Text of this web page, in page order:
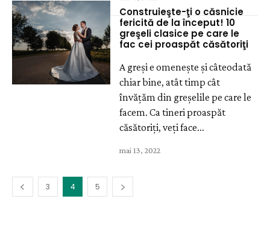
Construieşte-ţi o căsnicie
fericită de la început! 10
greşeli clasice pe care le
fac cei proaspăt căsătoriţi
A greşi e omeneşte şi câteodată
chiar bine, atât timp cât
învăţăm din greşelile pe care le
facem. Ca tineri proaspăt
căsătoriţi, veţi face...
mai 13, 2022
3 4 5